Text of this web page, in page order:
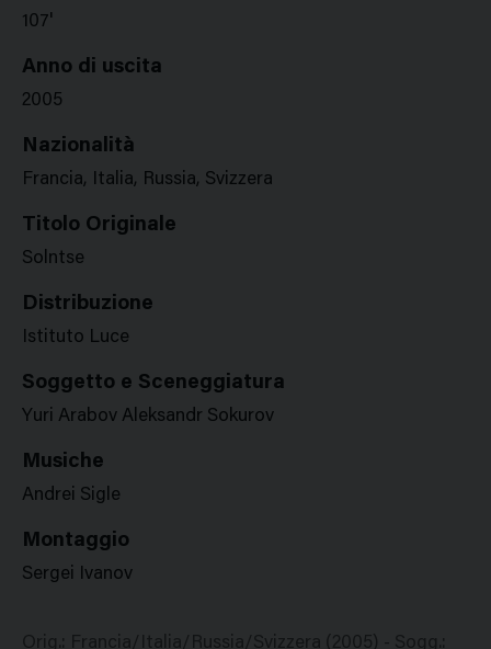
107'
Anno di uscita
2005
Nazionalità
Francia, Italia, Russia, Svizzera
Titolo Originale
Solntse
Distribuzione
Istituto Luce
Soggetto e Sceneggiatura
Yuri Arabov Aleksandr Sokurov
Musiche
Andrei Sigle
Montaggio
Sergei Ivanov
Orig.: Francia/Italia/Russia/Svizzera (2005) - Sogg.: